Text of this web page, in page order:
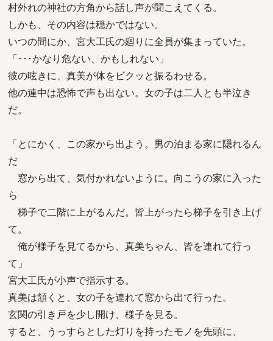
村外れの神社の方角から話し声が聞こえてくる。
しかも、その内容は穏かではない。
いつの間にか、宮大工氏の廻りに全員が集まっていた。
「･･･かなり危ない、かもしれない」
彼の呟きに、真美が体をビクッと振るわせる。
他の連中は恐怖で声も出ない。女の子は二人とも半泣き
だ。
「とにかく、この家から出よう。男の泊まる家に隠れるん
だ
窓から出て、気付かれないように。向こうの家に入った
ら
梯子で二階に上がるんだ。皆上がったら梯子を引き上げ
て。
俺が様子を見てるから、真美ちゃん、皆を連れて行っ
て」
宮大工氏が小声で指示する。
真美は頷くと、女の子を連れて窓から出て行った。
玄関の引き戸を少し開け、様子を見る。
すると、うっすらとした灯りを持ったモノを先頭に、